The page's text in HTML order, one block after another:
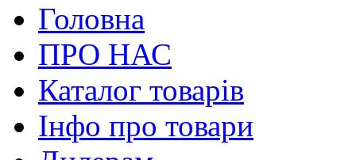
Головна
ПРО НАС
Каталог товарів
Інфо про товари